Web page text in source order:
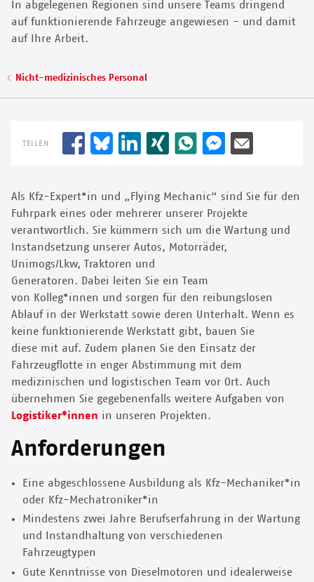
© YANN LIBESSART/MSF
In abgelegenen Regionen sind unsere Teams dringend
auf funktionierende Fahrzeuge angewiesen - und damit
auf Ihre Arbeit.
Pfadnavigation
Nicht-medizinisches Personal
TEILEN
Als Kfz-Expert*in und „Flying Mechanic“ sind Sie für den
Fuhrpark eines oder mehrerer unserer Projekte
verantwortlich. Sie kümmern sich um die Wartung und
Instandsetzung unserer Autos, Motorräder,
Unimogs/Lkw, Traktoren und
Generatoren. Dabei leiten Sie ein Team
von Kolleg*innen und sorgen für den reibungslosen
Ablauf in der Werkstatt sowie deren Unterhalt. Wenn es
keine funktionierende Werkstatt gibt, bauen Sie
diese mit auf. Zudem planen Sie den Einsatz der
Fahrzeugflotte in enger Abstimmung mit dem
medizinischen und logistischen Team vor Ort. Auch
übernehmen Sie gegebenenfalls weitere Aufgaben von
Logistiker*innen in unseren Projekten.
Anforderungen
Eine abgeschlossene Ausbildung als Kfz-Mechaniker*in
oder Kfz-Mechatroniker*in
Mindestens zwei Jahre Berufserfahrung in der Wartung
und Instandhaltung von verschiedenen
Fahrzeugtypen
Gute Kenntnisse von Dieselmotoren und idealerweise